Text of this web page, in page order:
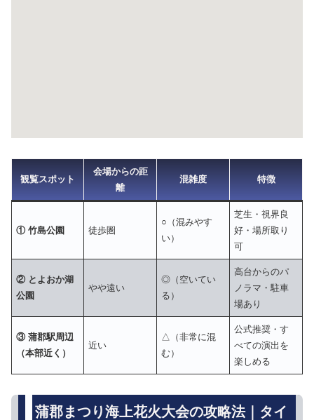
観覧スポット
会場からの距
離
混雑度 特徴
① 竹島公園 徒歩圏
○（混みやす
い）
芝生・視界良
好・場所取り
可
② とよおか湖
公園
やや遠い
◎（空いてい
る）
高台からのパ
ノラマ・駐車
場あり
③ 蒲郡駅周辺
（本部近く）
近い
△（非常に混
む）
公式推奨・す
べての演出を
楽しめる
蒲郡まつり海上花火大会の攻略法｜タイ